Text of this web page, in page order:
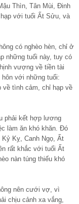
Thìn, Tân Mùi, Đinh
với tuổi Ất Sửu, và
có nghèo hèn, chỉ ở
những tuổi này, tuy có
vượng về tiền tài
với những tuổi:
về tình cảm, chỉ hạp về
phải kết hợp lương
làm ăn khó khăn. Đó
Kỵ, Canh Ngọ, Ất
rất khắc với tuổi Ất
nàn túng thiếu khó
nên cưới vợ, vì
chịu cảnh xa vắng,